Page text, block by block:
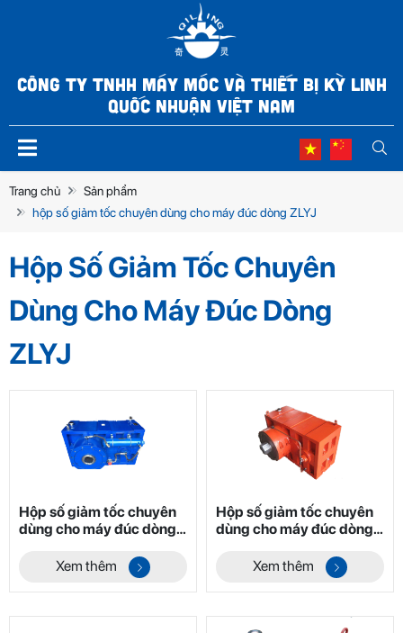
CÔNG TY TNHH MÁY MÓC VÀ THIẾT BỊ KỲ LINH
QUỐC NHUẬN VIỆT NAM
Trang chủ
Sản phẩm
hộp số giảm tốc chuyên dùng cho máy đúc dòng ZLYJ
Hộp Số Giảm Tốc Chuyên
Dùng Cho Máy Đúc Dòng
ZLYJ
Hộp số giảm tốc chuyên
dùng cho máy đúc dòng
Xem thêm
Hộp số giảm tốc chuyên
dùng cho máy đúc dòng
Xem thêm